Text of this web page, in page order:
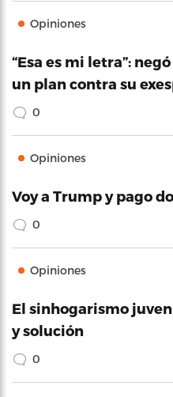
Opiniones
“Esa es mi letra”:
un plan contra su
0
Opiniones
Voy a Trump y pago
0
Opiniones
El sinhogarismo
y solución
0